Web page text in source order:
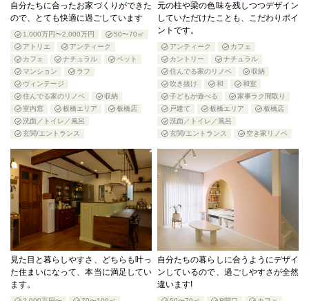
自分たちに合ったお家づくりができた
ので、とても快適に過ごしています
1,000万円〜2,000万円
50〜70㎡
アトリエ
アンティーク
カフェ
ナチュラル
ペット
マンション
ラフ
ヴィンテージ
住んでる家のリノベ
収納
室内窓
板橋エリア
板橋店
洗面／トイレ／風呂
玄関/エントランス
元の柱や梁の色味を残しつつデザイン
していただけたことも、こだわりポイ
ントです。
アンティーク
カフェ
カントリー
ナチュラル
住んでる家のリノベ
収納
吹き抜け
和
和室
子どもが遊べる
家事ラク間取り
戸建て
板橋エリア
板橋店
洗面／トイレ／風呂
玄関/エントランス
空き家リノベ
見た目と暮らしやすさ、どちらも叶っ
た住まいになって、本当に満足してい
ます。
自分たちの暮らしに合うようにデザイ
ンしているので、過ごしやすさが全然
違います!